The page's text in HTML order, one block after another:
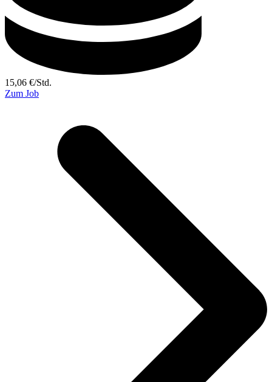
15,06 €/Std.
Zum Job